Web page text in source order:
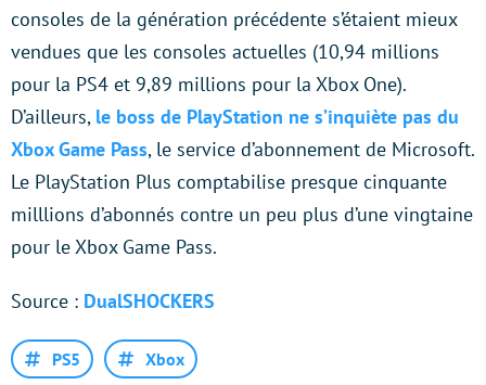
consoles de la génération précédente s’étaient mieux
vendues que les consoles actuelles (10,94 millions
pour la PS4 et 9,89 millions pour la Xbox One).
D’ailleurs, le boss de PlayStation ne s’inquiète pas du
Xbox Game Pass, le service d’abonnement de Microsoft.
Le PlayStation Plus comptabilise presque cinquante
milllions d’abonnés contre un peu plus d’une vingtaine
pour le Xbox Game Pass.
Source : DualSHOCKERS
PS5 Xbox